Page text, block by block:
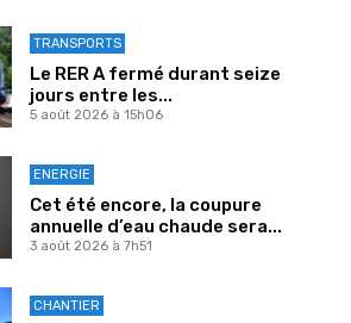
TRANSPORTS
Le RER A fermé durant seize
jours entre les...
5 août 2026 à 15h06
ENERGIE
Cet été encore, la coupure
annuelle d’eau chaude sera...
3 août 2026 à 7h51
CHANTIER